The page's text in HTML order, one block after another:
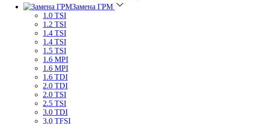
Замена ГРМ
1.0 TSI
1.2 TSI
1.4 TSI
1.4 TSI
1.5 TSI
1.6 MPI
1.6 MPI
1.6 TDI
2.0 TDI
2.0 TSI
2.5 TSI
3.0 TDI
3.0 TFSI